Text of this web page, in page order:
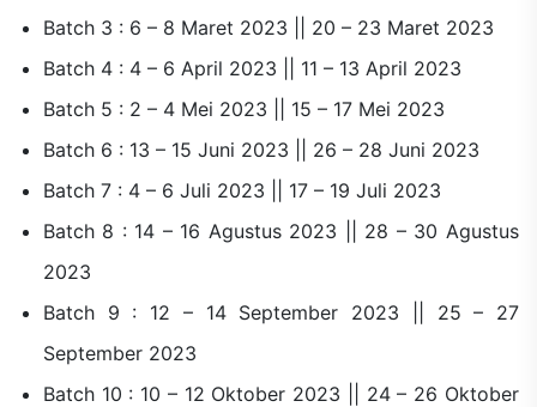
Batch 3 : 6 – 8 Maret 2023 || 20 – 23 Maret 2023
Batch 4 : 4 – 6 April 2023 || 11 – 13 April 2023
Batch 5 : 2 – 4 Mei 2023 || 15 – 17 Mei 2023
Batch 6 : 13 – 15 Juni 2023 || 26 – 28 Juni 2023
Batch 7 : 4 – 6 Juli 2023 || 17 – 19 Juli 2023
Batch 8 : 14 – 16 Agustus 2023 || 28 – 30 Agustus
2023
Batch 9 : 12 – 14 September 2023 || 25 – 27
September 2023
Batch 10 : 10 – 12 Oktober 2023 || 24 – 26 Oktober